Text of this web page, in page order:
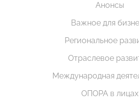
Анонсы
Важное для
Региональное
Отраслевое
Международная
ОПОРА в лицах